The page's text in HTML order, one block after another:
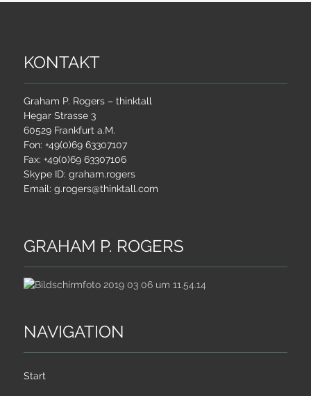
KONTAKT
Graham P. Rogers – thinktall
Hegar Strasse 3
60529 Frankfurt a.M.
Fon: +49(0)69 63307107
Fax: +49(0)69 63307106
Skype ID: graham.rogers
Email: g.rogers@thinktall.com
GRAHAM P. ROGERS
NAVIGATION
Start